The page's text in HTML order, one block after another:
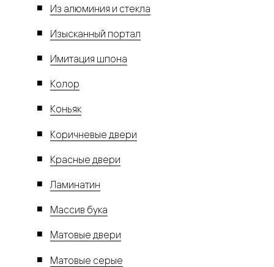
Из алюминия и стекла
Изысканный портал
Имитация шпона
Колор
Коньяк
Коричневые двери
Красные двери
Ламинатин
Массив бука
Матовые двери
Матовые серые